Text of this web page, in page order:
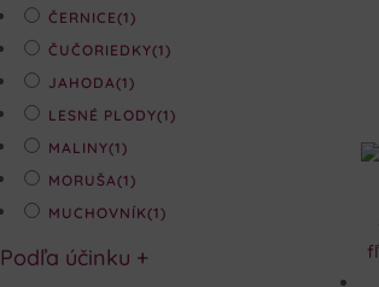
ČERNICE(1)
ČUČORIEDKY(1)
JAHODA(1)
LESNÉ PLODY(1)
MALINY(1)
MORUŠA(1)
MUCHOVNÍK(1)
Podľa účinku +